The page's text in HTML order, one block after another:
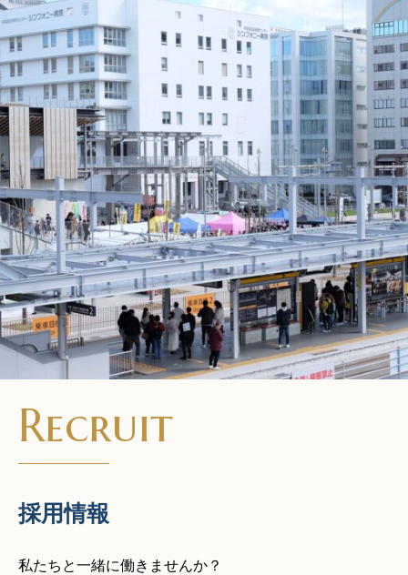
Recruit
採用情報
私たちと一緒に働きませんか？